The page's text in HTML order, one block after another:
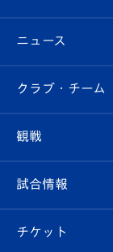
ニュース
すべて
クラブ
試合情報
クラブ・チーム
クラブ概要
観戦
観戦ルール
試合情報
試合日程/結果
チケット